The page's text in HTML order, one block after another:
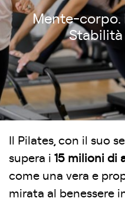
Mente-corpo.
Il Pilates, con il suo
supera i 15 milioni di
come una vera e
mirata al benessere